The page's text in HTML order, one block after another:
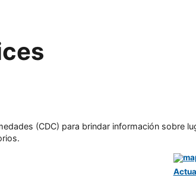
(CDC) para brindar información sobre